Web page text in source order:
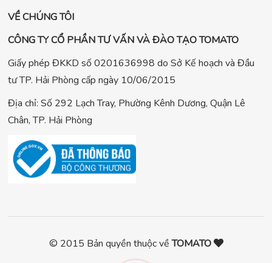
VỀ CHÚNG TÔI
CÔNG TY CỔ PHẦN TƯ VẤN VÀ ĐÀO TẠO TOMATO
Giấy phép ĐKKD số 0201636998 do Sở Kế hoạch và Đầu
tư TP. Hải Phòng cấp ngày 10/06/2015
Địa chỉ: Số 292 Lạch Tray, Phường Kênh Dương, Quận Lê
Chân, TP. Hải Phòng
© 2015 Bản quyền thuộc vềTOMATO